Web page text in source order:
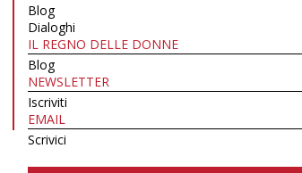
Blog
Dialoghi
IL REGNO DELLE DONNE
Blog
NEWSLETTER
Iscriviti
EMAIL
Scrivici